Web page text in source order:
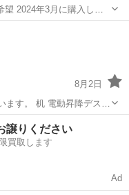
ま
きな傷や損傷はございま
8月2日
降デスク
www.irisplaza....
電動
譲りください
買取します
Ad